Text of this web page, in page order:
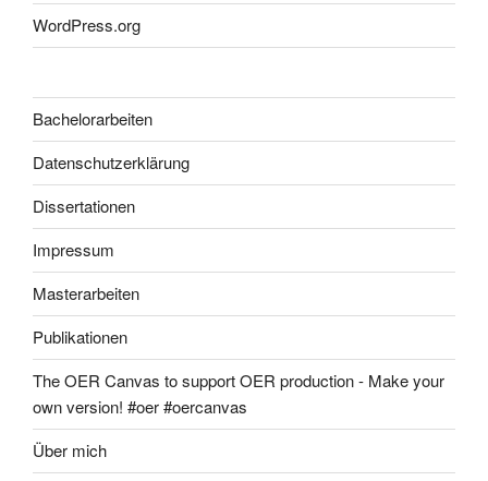
WordPress.org
Bachelorarbeiten
Datenschutzerklärung
Dissertationen
Impressum
Masterarbeiten
Publikationen
The OER Canvas to support OER production - Make your
own version! #oer #oercanvas
Über mich